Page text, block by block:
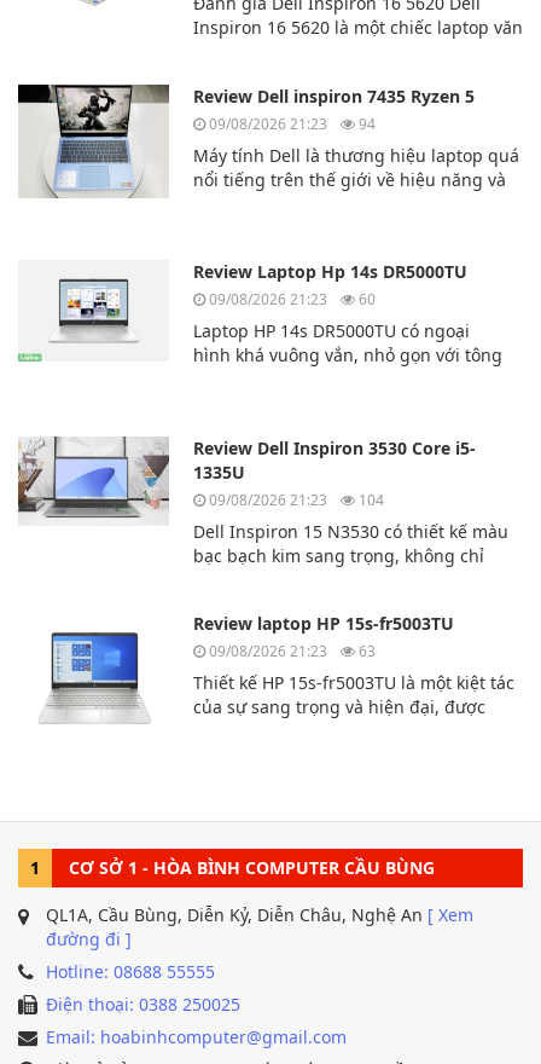
Inspiron 16 5620 là một chiếc laptop văn
cao và đa nhiệm mượt mà.
Review Dell inspiron 7435 Ryzen 5
09/08/2026 21:23 94
Máy tính Dell là thương hiệu laptop quá
nổi tiếng trên thế giới về hiệu năng và
Review Laptop Hp 14s DR5000TU
09/08/2026 21:23 60
Laptop HP 14s DR5000TU có ngoại
hình khá vuông vắn, nhỏ gọn với tông
nhựa cao cấp.
Review Dell Inspiron 3530 Core i5-
1335U
09/08/2026 21:23 104
Dell Inspiron 15 N3530 có thiết kế màu
bạc bạch kim sang trọng, không chỉ
dùng chuyên nghiệp, sinh viên hay
văn phòng thì chiếc laptop này là sự lựa
chọn hoàn hảo dành cho bạn.
Review laptop HP 15s-fr5003TU
09/08/2026 21:23 63
Thiết kế HP 15s-fr5003TU là một kiệt tác
của sự sang trọng và hiện đại, được
1 CƠ SỞ 1 - HÒA BÌNH COMPUTER CẦU BÙNG
QL1A, Cầu Bùng, Diễn Kỷ, Diễn Châu, Nghệ An [ Xem
đường đi ]
Hotline: 08688 55555
Điện thoại: 0388 250025
Email: hoabinhcomputer@gmail.com